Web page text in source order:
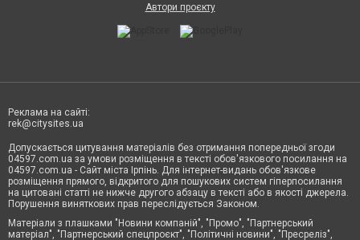
Автори проєкту
Реклама на сайті:
rek@citysites.ua
Допускається цитування матеріалів без отримання попередньої згоди
04597.com.ua за умови розміщення в тексті обов'язкового посилання на
04597.com.ua - Сайт міста Ірпінь. Для інтернет-видань обов'язкове
розміщення прямого, відкритого для пошукових систем гіперпосилання
на цитовані статті не нижче другого абзацу в тексті або в якості джерела.
Порушення виняткових прав переслідується Законом.
Матеріали з плашками "Новини компаній", "Промо", "Партнерський
матеріал", "Партнерський спецпроєкт", "Політичні новини", "Пресреліз",